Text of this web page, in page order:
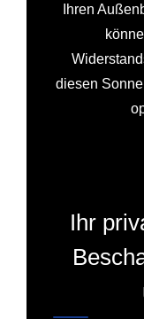
Ihren
diesen
Ihr